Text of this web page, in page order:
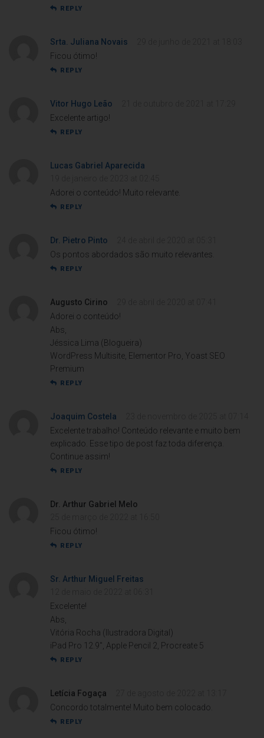
REPLY
Srta. Juliana Novais
Ficou ótimo!
REPLY
Vitor Hugo Leão
Excelente artigo!
REPLY
Lucas Gabriel Aparecida
Adorei o conteúdo! Muito relevante.
REPLY
Dr. Pietro Pinto
Os pontos abordados são muito relevantes.
REPLY
Augusto Cirino
Adorei o conteúdo!
Abs,
Jéssica Lima (Blogueira)
WordPress Multisite, Elementor Pro, Yoast SEO
Premium
REPLY
Joaquim Costela
Excelente trabalho! Conteúdo relevante e muito bem
explicado. Esse tipo de post faz toda diferença.
Continue assim!
REPLY
Dr. Arthur Gabriel Melo
Ficou ótimo!
REPLY
Sr. Arthur Miguel Freitas
Excelente!
Abs,
Vitória Rocha (Ilustradora Digital)
iPad Pro 12.9″, Apple Pencil 2, Procreate 5
REPLY
Letícia Fogaça
Concordo totalmente! Muito bem colocado.
REPLY